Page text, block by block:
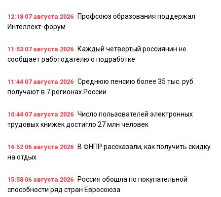
12:18 07 августа 2026
Профсоюз образования поддержал
Интеллект-форум
11:53 07 августа 2026
Каждый четвертый россиянин не
сообщает работодателю о подработке
11:44 07 августа 2026 Среднюю пенсию более 35 тыс. руб.
получают в 7 регионах России
10:44 07 августа 2026 Число пользователей электронных
трудовых книжек достигло 27 млн человек
16:52 06 августа 2026
В ФНПР рассказали, как получить скидку
на отдых
15:58 06 августа 2026
Россия обошла по покупательной
способности ряд стран Евросоюза